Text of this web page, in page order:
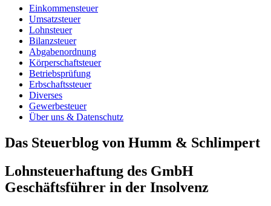
Einkommensteuer
Umsatzsteuer
Lohnsteuer
Bilanzsteuer
Abgabenordnung
Körperschaftsteuer
Betriebsprüfung
Erbschaftssteuer
Diverses
Gewerbesteuer
Über uns & Datenschutz
Das Steuerblog von Humm & Schlimpert
Lohnsteuerhaftung des GmbH
Geschäftsführer in der Insolvenz